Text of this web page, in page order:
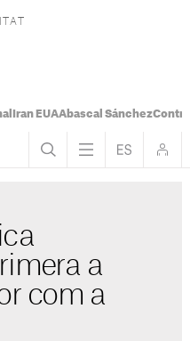
Iran EUAAbascal Sánchez
a
com a